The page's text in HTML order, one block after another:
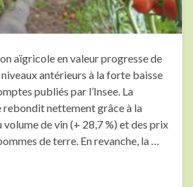
aïgricole en valeur progresse de
niveaux antérieurs à la forte baisse
publiés par l’Insee. La
nettement grâce à la
volume de vin (+ 28,7 %) et des prix
de terre. En revanche, la …